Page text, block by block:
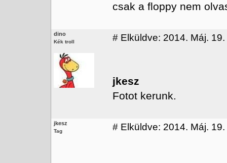
csak a floppy nem
dino
Kék troll # Elküldve: 2014. Máj.
jkesz
Fotot kerunk.
jkesz
Tag # Elküldve: 2014. Máj.